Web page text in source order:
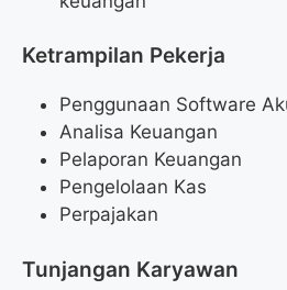
Ketrampilan Pekerja
Penggunaan Software
Analisa Keuangan
Pelaporan Keuangan
Pengelolaan Kas
Perpajakan
Tunjangan Karyawan